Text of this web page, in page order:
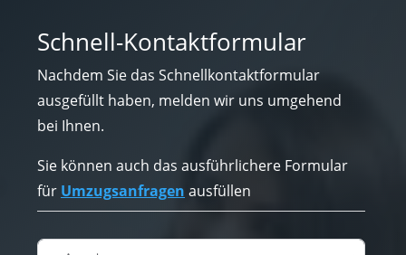
Schnell-Kontaktformular
Nachdem Sie das Schnellkontaktformular
ausgefüllt haben, melden wir uns umgehend
bei Ihnen.
Sie können auch das ausführlichere Formular
für Umzugsanfragen ausfüllen